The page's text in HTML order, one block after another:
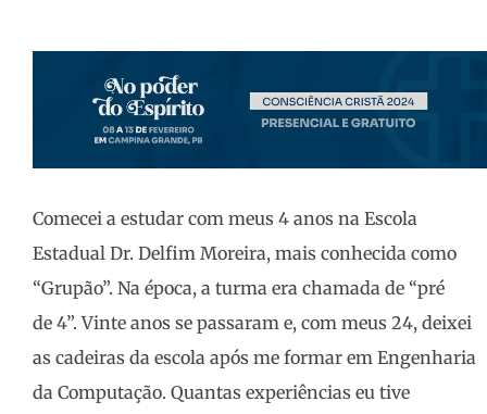
Comecei a estudar com meus 4 anos na Escola
Estadual Dr. Delfim Moreira, mais conhecida como
“Grupão”. Na época, a turma era chamada de “pré
de 4”. Vinte anos se passaram e, com meus 24, deixei
as cadeiras da escola após me formar em Engenharia
da Computação. Quantas experiências eu tive